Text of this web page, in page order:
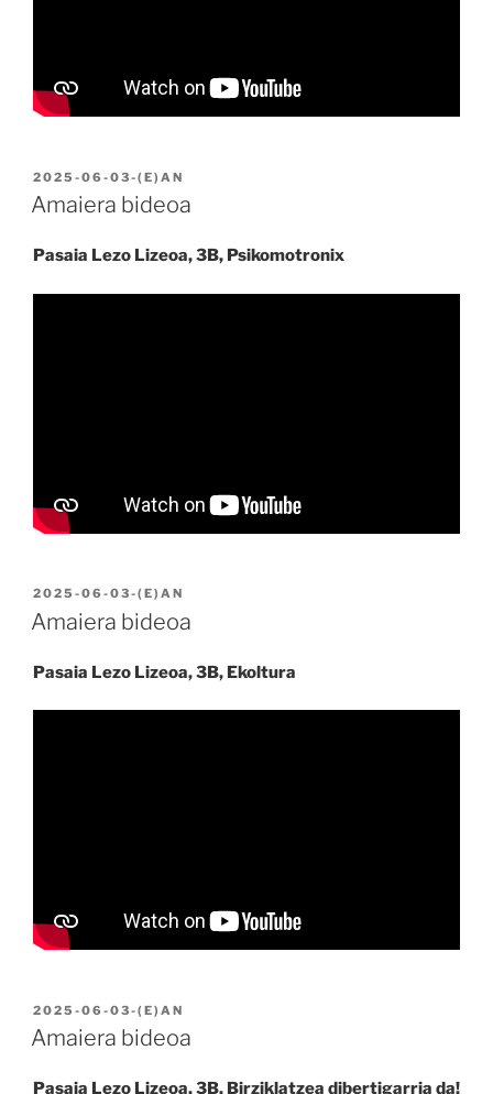
2025-06-03-(E)AN
Amaiera bideoa
Pasaia Lezo Lizeoa, 3B, Psikomotronix
2025-06-03-(E)AN
Amaiera bideoa
Pasaia Lezo Lizeoa, 3B, Ekoltura
2025-06-03-(E)AN
Amaiera bideoa
Pasaia Lezo Lizeoa, 3B, Birziklatzea dibertigarria da!